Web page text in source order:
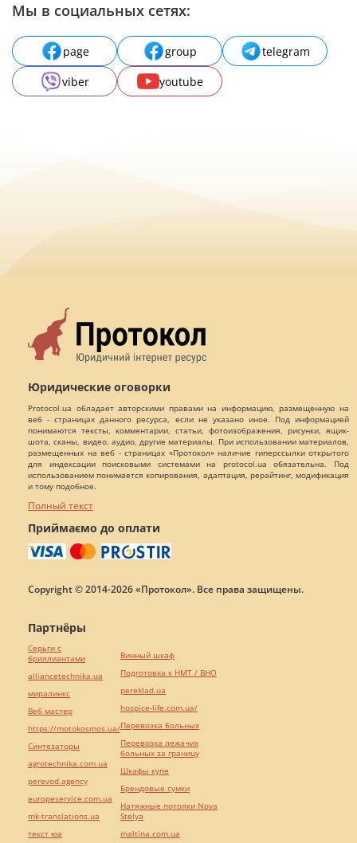
Мы в социальных сетях:
page group
telegram
viber
youtube
Юридические оговорки
Protocol.ua обладает авторскими правами на информацию, размещенную на
веб - страницах данного ресурса, если не указано иное. Под информацией
понимаются тексты, комментарии, статьи, фотоизображения, рисунки, ящик-
шота, сканы, видео, аудио, другие материалы. При использовании материалов,
размещенных на веб - страницах «Протокол» наличие гиперссылки открытого
для индексации поисковыми системами на protocol.ua обязательна. Под
использованием понимается копирования, адаптация, рерайтинг, модификация
и тому подобное.
Полный текст
Приймаємо до оплати
Copyright © 2014-2026 «Протокол». Все права защищены.
Партнёры
Серьги с
бриллиантами
alliancetechnika.ua
миралинкс
Веб мастер
https://motokosmos.ua/
Синтезаторы
agrotechnika.com.ua
perevod.agency
europeservice.com.ua
mk-translations.ua
текст юа
Винный шкаф
Подготовка к НМТ / ВНО
pereklad.ua
hospice-life.com.ua/
Перевозка больных
Перевозка лежачих
больных за границу
Шкафы купе
Брендовые сумки
Натяжные потолки Nova
Stelya
maltina.com.ua